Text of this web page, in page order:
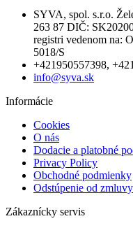
SYVA, spol. s.r.o.
263 87 DIČ:
registri vedenom na:
5018/S
+421950557398,
info@syva.sk
Informácie
Cookies
O nás
Dodacie a platobné
Privacy Policy
Obchodné podmienky
Odstúpenie od zmluvy
Zákaznícky servis